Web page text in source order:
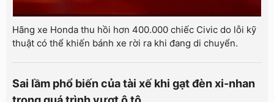
Hãng xe Honda thu hồi hơn 400.000 chiếc Civic do lỗi kỹ
thuật có thể khiến bánh xe rời ra khi đang di chuyển.
Sai lầm phổ biến của tài xế khi gạt đèn xi-nhan